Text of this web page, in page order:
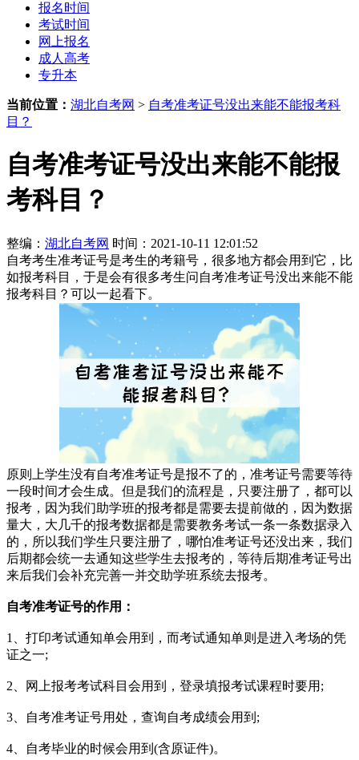
报名时间
考试时间
网上报名
成人高考
专升本
当前位置： 湖北自考网 > 自考准考证号没出来能不能报考科
目？
自考准考证号没出来能不能报
考科目？
整编： 湖北自考网 时间：2021-10-11 12:01:52
自考考生准考证号是考生的考籍号，很多地方都会用到它，比
如报考科目，于是会有很多考生问自考准考证号没出来能不能
报考科目？可以一起看下。
原则上学生没有自考准考证号是报不了的，准考证号需要等待
一段时间才会生成。但是我们的流程是，只要注册了，都可以
报考，因为我们助学班的报考都是需要去提前做的，因为数据
量大，大几千的报考数据都是需要教务考试一条一条数据录入
的，所以我们学生只要注册了，哪怕准考证号还没出来，我们
后期都会统一去通知这些学生去报考的，等待后期准考证号出
来后我们会补充完善一并交助学班系统去报考。
自考准考证号的作用：
1、打印考试通知单会用到，而考试通知单则是进入考场的凭
证之一;
2、网上报考考试科目会用到，登录填报考试课程时要用;
3、自考准考证号用处，查询自考成绩会用到;
4、自考毕业的时候会用到(含原证件)。